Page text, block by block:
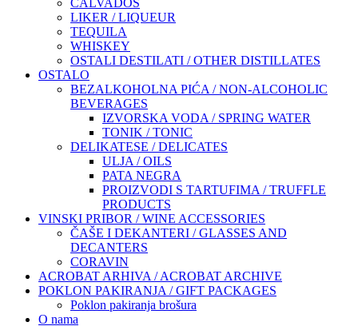
CALVADOS
LIKER / LIQUEUR
TEQUILA
WHISKEY
OSTALI DESTILATI / OTHER DISTILLATES
OSTALO
BEZALKOHOLNA PIĆA / NON-ALCOHOLIC
BEVERAGES
IZVORSKA VODA / SPRING WATER
TONIK / TONIC
DELIKATESE / DELICATES
ULJA / OILS
PATA NEGRA
PROIZVODI S TARTUFIMA / TRUFFLE
PRODUCTS
VINSKI PRIBOR / WINE ACCESSORIES
ČAŠE I DEKANTERI / GLASSES AND
DECANTERS
CORAVIN
ACROBAT ARHIVA / ACROBAT ARCHIVE
POKLON PAKIRANJA / GIFT PACKAGES
Poklon pakiranja brošura
O nama